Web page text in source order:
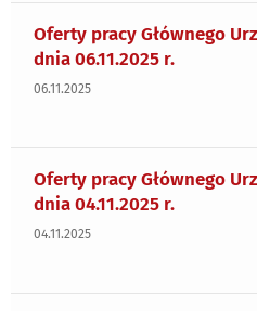
Oferty pracy Głównego
dnia 06.11.2025 r.
06.11.2025
Oferty pracy Głównego
dnia 04.11.2025 r.
04.11.2025